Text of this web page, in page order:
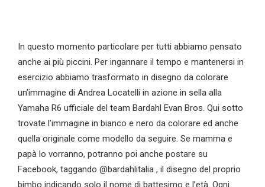
In questo momento particolare per tutti abbiamo pensato
anche ai più piccini. Per ingannare il tempo e mantenersi in
esercizio abbiamo trasformato in disegno da colorare
un’immagine di Andrea Locatelli in azione in sella alla
Yamaha R6 ufficiale del team Bardahl Evan Bros. Qui sotto
trovate l’immagine in bianco e nero da colorare ed anche
quella originale come modello da seguire. Se mamma e
papà lo vorranno, potranno poi anche postare su
Facebook, taggando @bardahlitalia , il disegno del proprio
bimbo indicando solo il nome di battesimo e l’età. Ogni